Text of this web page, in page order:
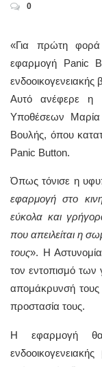
0
«Για πρώτη φορά
εφαρμογή Panic
Αυτό ανέφερε η
Υποθέσεων
Βουλής, όπου
Panic Button.
Όπως τόνισε η
εφαρμογή στο
εύκολα και
που απειλείται η
τους». Η Αστυνομία
τον εντοπισμό των
απομάκρυνσή τους
προστασία τους.
Η εφαρμογή θα